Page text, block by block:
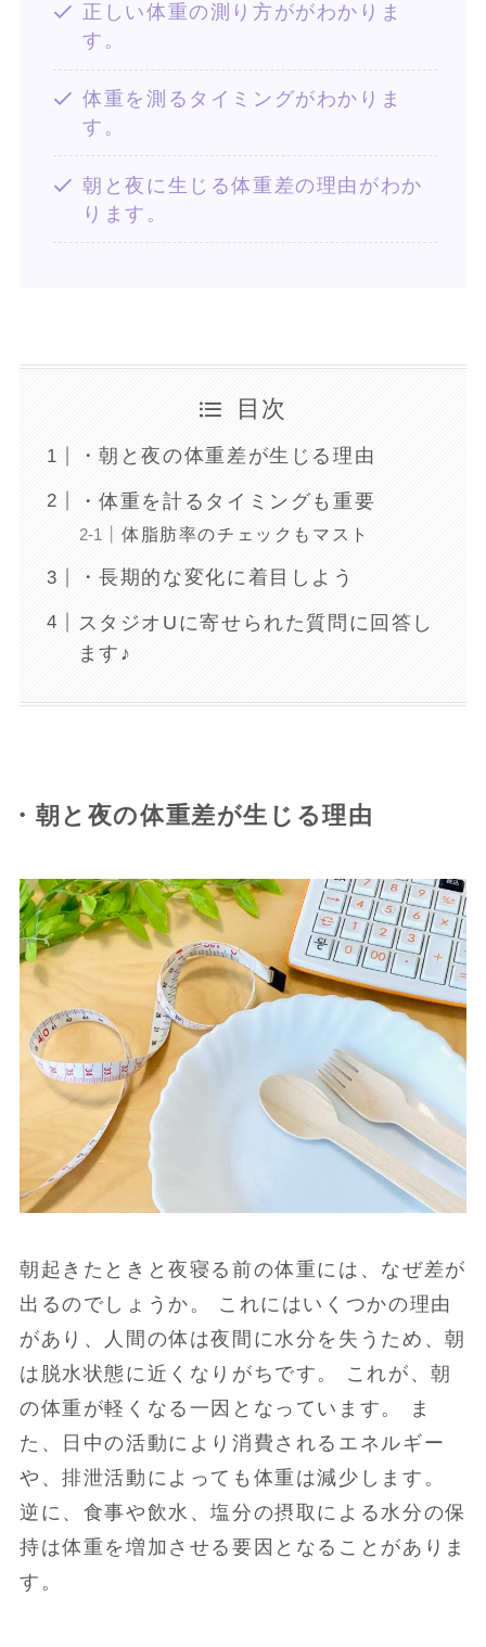
正しい体重の測り方ががわかりま
す。
体重を測るタイミングがわかりま
す。
朝と夜に生じる体重差の理由がわか
ります。
目次
・朝と夜の体重差が生じる理由
・体重を計るタイミングも重要
体脂肪率のチェックもマスト
・長期的な変化に着目しよう
スタジオUに寄せられた質問に回答し
ます♪
・朝と夜の体重差が生じる理由
朝起きたときと夜寝る前の体重には、なぜ差が
出るのでしょうか。 これにはいくつかの理由
があり、人間の体は夜間に水分を失うため、朝
は脱水状態に近くなりがちです。 これが、朝
の体重が軽くなる一因となっています。 ま
た、日中の活動により消費されるエネルギー
や、排泄活動によっても体重は減少します。
逆に、食事や飲水、塩分の摂取による水分の保
持は体重を増加させる要因となることがありま
す。